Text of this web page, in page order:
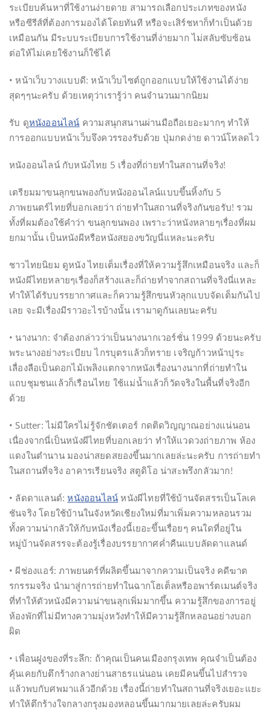
ระเบียบค้นหาที่ใช้งานง่ายดาย สามารถเลือกประเภทของหนัง
หรือซีรีส์ที่ต้องการมองได้โดยทันที หรือจะเสิร์ชหาก็ทำเป็นด้วย
เหมือนกัน มีระบบระเบียบการใช้งานที่ง่ายมาก ไม่สลับซับซ้อน
ต่อให้ไม่เคยใช้งานก็ใช้ได้
• หน้าเว็บวางแบบดี: หน้าเว็บไซต์ถูกออกแบบให้ใช้งานได้ง่าย
สุดๆๆนะครับ ด้วยเหตุว่าเรารู้ว่า คนจำนวนมากนิยม
รับ ดูหนังออนไลน์ ความสนุกสนานผ่านมือถือเยอะมากๆ ทำให้
การออกแบบหน้าเว็บจึงควรรองรับด้วย ปุ่มกดง่าย ดาวน์โหลดไว
หนังออนไลน์ กับหนังไทย 5 เรื่องที่ถ่ายทำในสถานที่จริง!
เตรียมมาขนลุกขนพองกับหนังออนไลน์แบบขึ้นหิ้งกับ 5
ภาพยนตร์ไทยที่บอกเลยว่า ถ่ายทำในสถานที่จริงกันขอรับ! รวม
ทั้งที่ผมต้องใช้คำว่า ขนลุกขนพอง เพราะว่าหนังหลายๆเรื่องที่ผม
ยกมานั้น เป็นหนังผีหรือหนังสยองขวัญนี่แหละนะครับ
ชาวไทยนิยม ดูหนัง ไทยเต็มเรื่องที่ให้ความรู้สึกเหมือนจริง และก็
หนังผีไทยหลายๆเรื่องก็สร้างและก็ถ่ายทำจากสถานที่จริงนี่แหละ
ทำให้ได้รับบรรยากาศและก็ความรู้สึกขนหัวลุกแบบจัดเต็มกันไป
เลย จะมีเรื่องมีราวอะไรบ้างนั้น เรามาดูกันเลยนะครับ
• นางนาก: จำต้องกล่าวว่าเป็นนางนากเวอร์ชั่น 1999 ด้วยนะครับ
พระนางอย่างระเบียบ ไกรบุตรแล้วก็ทราย เจริญก้าวหน้าปุระ
เลื่องลือเป็นดอกไม้เพลิงแตกจากหนังเรื่องนางนากที่ถ่ายทำใน
แถบชุมชนแล้วก็เรือนไทย ใช้แม่น้ำแล้วก็วัดจริงในพื้นที่จริงอีก
ด้วย
• Sutter: ไม่มีใครไม่รู้จักชัตเตอร์ กดติดวิญญาณอย่างแน่นอน
เนื่องจากนี่เป็นหนังผีไทยที่บอกเลยว่า ทำให้แวดวงถ่ายภาพ ห้อง
แดงในตำนาน มองน่าสยดสยองขึ้นมากเลยล่ะนะครับ การถ่ายทำ
ในสถานที่จริง อาคารเรียนจริง สตูดิโอ น่าสะพรึงกลัวมาก!
• ลัดดาแลนด์:หนังออนไลน์ หนังผีไทยที่ใช้บ้านจัดสรรเป็นโลเค
ชันจริง โดยใช้บ้านในจังหวัดเชียงใหม่ที่มาเพิ่มความหลอนรวม
ทั้งความน่ากลัวให้กับหนังเรื่องนี้เยอะขึ้นเรื่อยๆ คนใดที่อยู่ใน
หมู่บ้านจัดสรรจะต้องรู้เรื่องบรรยากาศค่ำคืนแบบลัดดาแลนด์
• ผีช่องแอร์: ภาพยนตร์ที่ผลิตขึ้นมาจากความเป็นจริง คดีฆาต
รกรรมจริง นำมาสู่การถ่ายทำในฉากโฮเต็ลหรืออพาร์ตเมนต์จริง
ที่ทำให้ตัวหนังมีความน่าขนลุกเพิ่มมากขึ้น ความรู้สึกของการอยู่
ห้องพักที่ไม่มีทางความมุ่งหวังทำให้มีความรู้สึกหลอนอย่างบอก
ผิด
• เพื่อนฝูงของที่ระลึก: ถ้าคุณเป็นคนเมืองกรุงเทพ คุณจำเป็นต้อง
คุ้นเคยกับตึกร้างกลางย่านสาธรแน่นอน เคยมีคนขึ้นไปสำรวจ
แล้วพบกับศพมาแล้วอีกด้วย เรื่องนี้ถ่ายทำในสถานที่จริงเยอะแยะ
ทำให้ตึกร้างใจกลางกรุงมองหลอนขึ้นมากมายเลยล่ะครับผม